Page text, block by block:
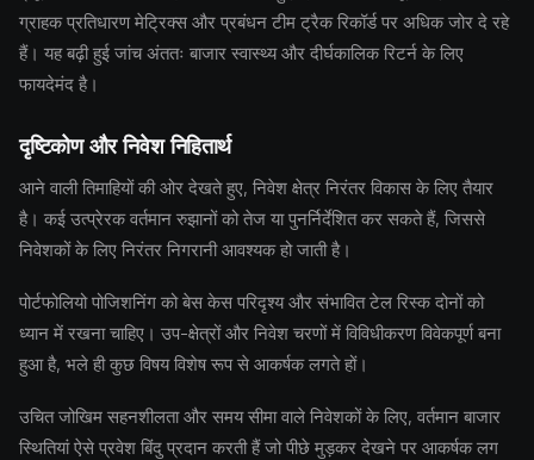
ग्राहक प्रतिधारण मेट्रिक्स और प्रबंधन टीम ट्रैक रिकॉर्ड पर अधिक जोर दे रहे
हैं। यह बढ़ी हुई जांच अंततः बाजार स्वास्थ्य और दीर्घकालिक रिटर्न के लिए
फायदेमंद है।
दृष्टिकोण और निवेश निहितार्थ
आने वाली तिमाहियों की ओर देखते हुए, निवेश क्षेत्र निरंतर विकास के लिए तैयार
है। कई उत्प्रेरक वर्तमान रुझानों को तेज या पुनर्निर्देशित कर सकते हैं, जिससे
निवेशकों के लिए निरंतर निगरानी आवश्यक हो जाती है।
पोर्टफोलियो पोजिशनिंग को बेस केस परिदृश्य और संभावित टेल रिस्क दोनों को
ध्यान में रखना चाहिए। उप-क्षेत्रों और निवेश चरणों में विविधीकरण विवेकपूर्ण बना
हुआ है, भले ही कुछ विषय विशेष रूप से आकर्षक लगते हों।
उचित जोखिम सहनशीलता और समय सीमा वाले निवेशकों के लिए, वर्तमान बाजार
स्थितियां ऐसे प्रवेश बिंदु प्रदान करती हैं जो पीछे मुड़कर देखने पर आकर्षक लग